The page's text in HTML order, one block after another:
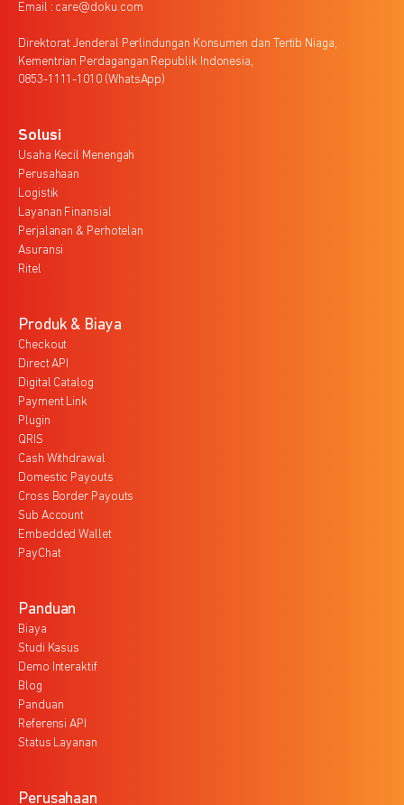
Email : care@doku.com
Direktorat Jenderal Perlindungan Konsumen dan Tertib Niaga,
Kementrian Perdagangan Republik Indonesia,
0853-1111-1010 (WhatsApp)
Solusi
Usaha Kecil Menengah
Perusahaan
Logistik
Layanan Finansial
Perjalanan & Perhotelan
Asuransi
Ritel
Produk & Biaya
Checkout
Direct API
Digital Catalog
Payment Link
Plugin
QRIS
Cash Withdrawal
Domestic Payouts
Cross Border Payouts
Sub Account
Embedded Wallet
PayChat
Panduan
Biaya
Studi Kasus
Demo Interaktif
Blog
Panduan
Referensi API
Status Layanan
Perusahaan